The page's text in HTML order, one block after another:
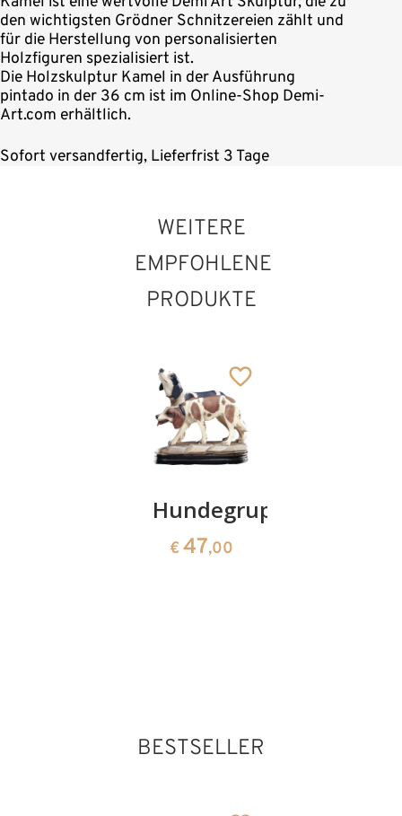
Hinzugefügt zum
den wichtigsten Grödner Schnitzereien zählt und
für die Herstellung von personalisierten
Holzfiguren spezialisiert ist.
Die Holzskulptur Kamel in der Ausführung
pintado in der 36 cm ist im Online-Shop Demi-
Art.com erhältlich.
Sofort versandfertig, Lieferfrist 3 Tage
WEITERE
EMPFOHLENE
PRODUKTE
Hundegruppe
€47,00
BESTSELLER